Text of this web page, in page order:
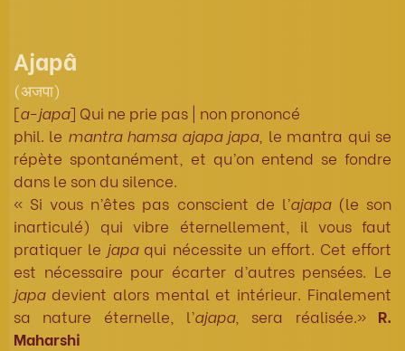
Ajapâ
(अजपा)
[a-japa] Qui ne prie pas | non prononcé
phil. le mantra hamsa ajapa japa, le mantra qui se
répète spontanément, et qu’on entend se fondre
dans le son du silence.
« Si vous n’êtes pas conscient de l’ajapa(le son
inarticulé) qui vibre éternellement, il vous faut
pratiquer le japaqui nécessite un effort. Cet effort
est nécessaire pour écarter d’autres pensées. Le
japadevient alors mental et intérieur. Finalement
sa nature éternelle, l’ajapa, sera réalisée.» R.
Maharshi